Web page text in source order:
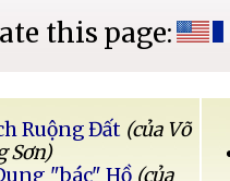
this page:
Ruộng Đất (của Võ
Sơn)
"bác" Hồ (của